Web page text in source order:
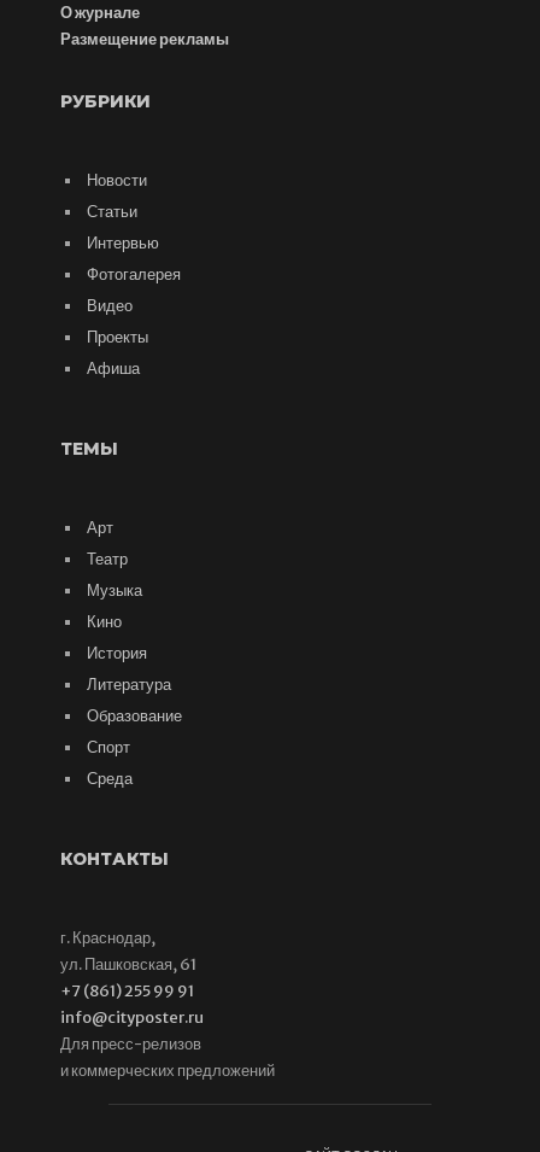
О журнале
Размещение рекламы
РУБРИКИ
Новости
Статьи
Интервью
Фотогалерея
Видео
Проекты
Афиша
ТЕМЫ
Арт
Театр
Музыка
Кино
История
Литература
Образование
Спорт
Среда
КОНТАКТЫ
г. Краснодар,
ул. Пашковская, 61
+7 (861) 255 99 91
info@cityposter.ru
Для пресс-релизов
и коммерческих предложений